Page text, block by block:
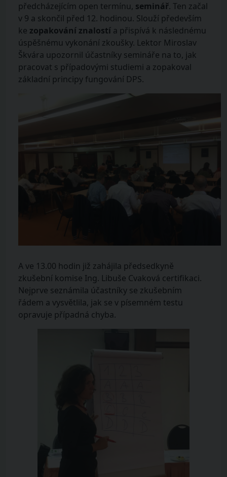
předcházejícím open termínu, seminář. Ten začal
v 9 a skončil před 12. hodinou. Slouží především
ke zopakování znalostí a přispívá k následnému
úspěšnému vykonání zkoušky. Lektor Miroslav
Škvára upozornil účastníky semináře na to, jak
pracovat s případovými studiemi a zopakoval
základní principy fungování DPS.
A ve 13.00 hodin již zahájila předsedkyně
zkušební komise Ing. Libuše Cvaková certifikaci.
Nejprve seznámila účastníky se zkušebním
řádem a vysvětlila, jak se v písemném testu
opravuje případná chyba.